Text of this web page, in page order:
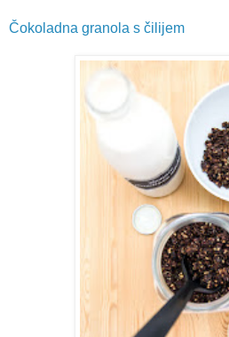
Čokoladna granola s čilijem